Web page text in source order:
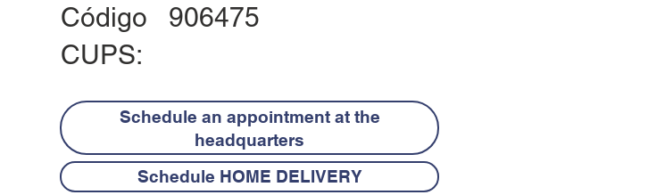
Código
CUPS:
906475
Schedule an appointment at the
headquarters
Schedule HOME DELIVERY